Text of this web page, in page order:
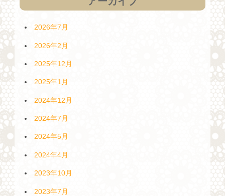
2026年7月
2026年2月
2025年12月
2025年1月
2024年12月
2024年7月
2024年5月
2024年4月
2023年10月
2023年7月